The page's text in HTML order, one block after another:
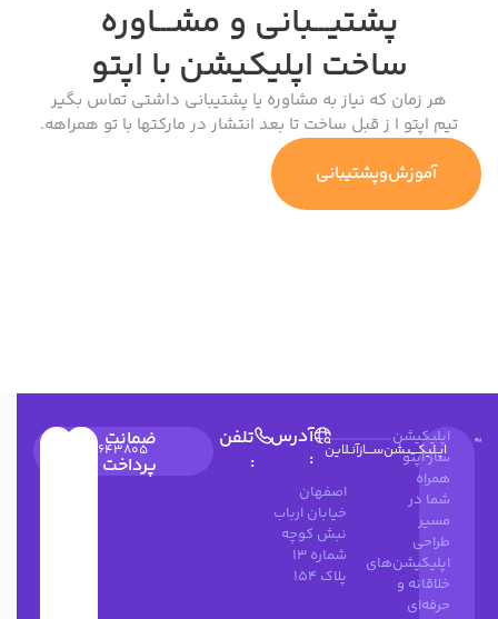
پشتیـــبانی و مشـــاوره
ساخت اپلیکیشن با اپتو
هر زمان که نیاز به مشاوره یا پشتیبانی داشتی تماس بگیر
تیم اپتو ا ز قبل ساخت تا بعد انتشار در مارکتها با تو همراهه.
آموزش‌وپشتیبانی
اپـلیکـــیشن‌ســـازآنـلاین
اپلیکیشن
ساز اپتو
همراه
شما در
مسیر
طراحی
اپلیکیشن‌های
خلاقانه و
حرفه‌ای
آدرس
:
اصفهان
خیابان ارباب
نبش کوچه
شماره 13
پلاک 154
تلفن
:
۰۳۱۳۶۶۲۶۰۴۹
۰۲۱۹۱۰۳۵۹۷۴
09900643805
ضمانت
پرداخت